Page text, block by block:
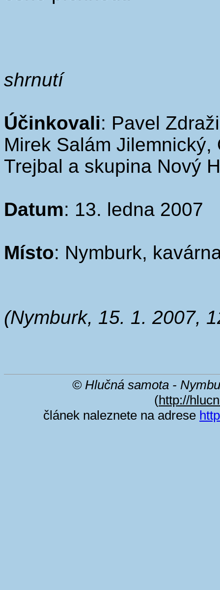
shrnutí
Účinkovali: Pavel
Mirek Salám
Trejbal a skupina Nový
Datum: 13. ledna 2007
Místo: Nymburk,
(Nymburk, 15. 1. 2007,
© Hlučná samota -
(http://
článek naleznete na adrese